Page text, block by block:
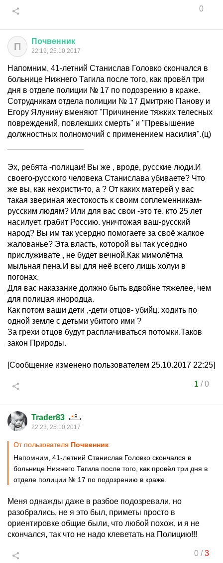
0
П Почвенник
22:19, 25.10.2017
Напомним, 41-летний Станислав Головко скончался в
больнице Нижнего Тагила после того, как провёл три
дня в отделе полиции № 17 по подозрению в краже.
Сотрудникам отдела полиции № 17 Дмитрию Панову и
Егору Ялунину вменяют "Причинение тяжких телесных
повреждений, повлекших смерть" и "Превышение
должностных полномочий с применением насилия".(ц)
Эх, ребята -полицаи! Вы же , вроде, русские люди.И
своего-русского человека Станислава убиваете? Что
же вы, как нехристи-то, а ? От каких матерей у вас
такая звериная жестокость к своим соплеменникам-
русским людям? Или для вас свои -это те. кто 25 лет
насилует. грабит Россию. уничтожая ваш-русский
народ? Вы им так усердно помогаете за своё жалкое
жалованье? Эта власть, которой вы так усердно
прислуживате , не будет вечной.Как мимолётна
мыльная пена.И вы для неё всего лишь холуи в
погонах.
Для вас наказание должно быть вдвойне тяжелее, чем
для полицая инородца.
Как потом ваши дети ,-дети отцов- убийц. ходить по
одной земле с детьми убитого ими ?
За грехи отцов будут расплачиваться потомки.Таков
закон Природы.
[Сообщение изменено пользователем 25.10.2017 22:25]
1 /0
Trader83
22:23, 25.10.2017
От пользователя Почвенник
Напомним, 41-летний Станислав Головко скончался в
больнице Нижнего Тагила после того, как провёл три дня в
отделе полиции № 17 по подозрению в краже.
Меня однажды даже в разбое подозревали, но
разобрались, не я это был, приметы просто в
ориентировке общие были, что любой похож, и я не
скончался, так что не надо клеветать на Полицию!!!
0/3